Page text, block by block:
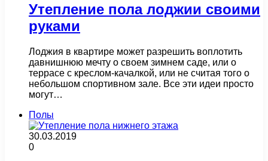
Утепление пола лоджии своими
руками
Лоджия в квартире может разрешить воплотить
давнишнюю мечту о своем зимнем саде, или о
террасе с креслом-качалкой, или не считая того о
небольшом спортивном зале. Все эти идеи просто
могут…
Полы
30.03.2019
0